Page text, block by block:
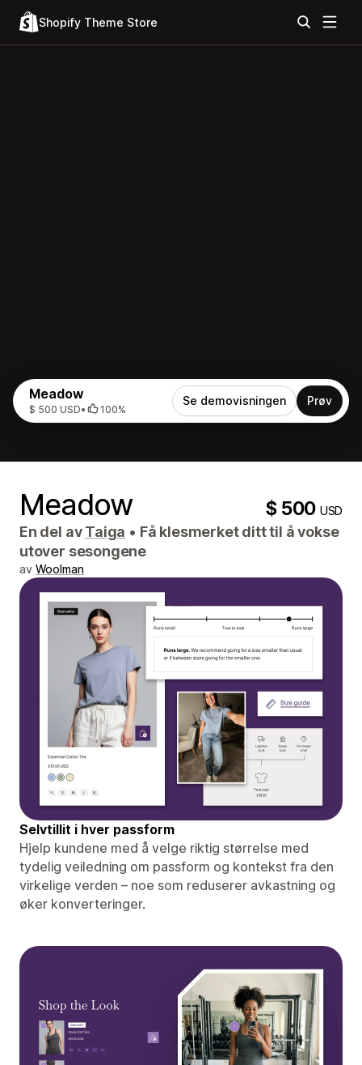
Shopify Theme Store
Meadow
$ 500 USD• 100%
Se demovisningen Prøv
Meadow $ 500USD
En del avTaiga • Få klesmerket ditt til å vokse
utover sesongene
av Woolman
Selvtillit i hver passform
Hjelp kundene med å velge riktig størrelse med
tydelig veiledning om passform og kontekst fra den
virkelige verden – noe som reduserer avkastning og
øker konverteringer.